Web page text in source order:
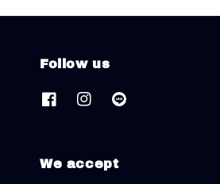
Follow us
We accept